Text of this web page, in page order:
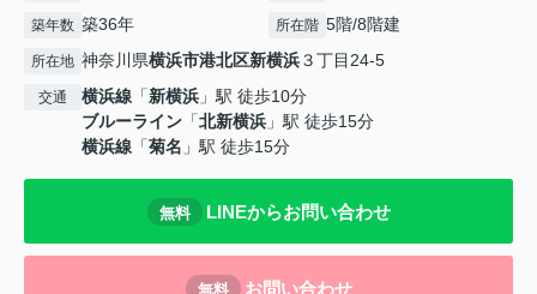
築年数 築36年 所在階 5階/8階建
所在地 神奈川県横浜市港北区新横浜３丁目24-5
交通 横浜線 「新横浜 」駅 徒歩10分
ブルーライン 「北新横浜 」駅 徒歩15分
横浜線 「菊名 」駅 徒歩15分
無料 LINEからお問い合わせ
無料 お問い合わせ